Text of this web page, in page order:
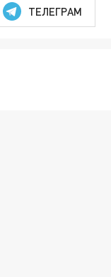
ТЕЛЕГРАМ